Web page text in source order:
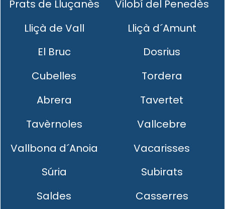
Prats de Lluçanès
Vilobí del Penedès
Lliçà de Vall
Lliçà d´Amunt
El Bruc
Dosrius
Cubelles
Tordera
Abrera
Tavertet
Tavèrnoles
Vallcebre
Vallbona d´Anoia
Vacarisses
Súria
Subirats
Saldes
Casserres